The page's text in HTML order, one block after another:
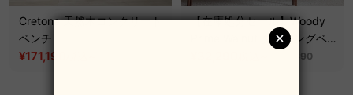
Cretone 天然木コンクリート
ベンチ
¥171,190
【在庫処分セール】Woody
Prime Walnut ダイニングベ
¥49,690